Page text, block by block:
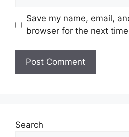
Save my name, email,
browser for the next
Search